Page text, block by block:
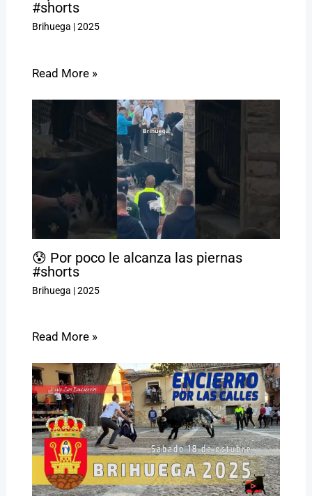
#shorts
Brihuega |2025
Read More »
😰 Por poco le alcanza las piernas
#shorts
Brihuega |2025
Read More »